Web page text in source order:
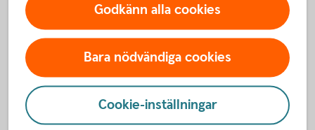
Mer information
Vi är försäkringsförmedlare
Sparbanken Nord förmedlar försäkringar från flera olika
Godkänn alla cookies
Bara nödvändiga cookies
Cookie-inställningar